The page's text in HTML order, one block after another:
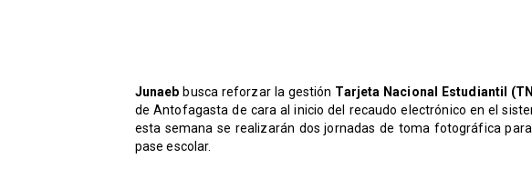
Junaeb busca reforzar la gestión Tarjeta Nacional Estudiantil
de Antofagasta de cara al inicio del recaudo electrónico en el
esta semana se realizarán dos jornadas de toma fotográfica
pase escolar.